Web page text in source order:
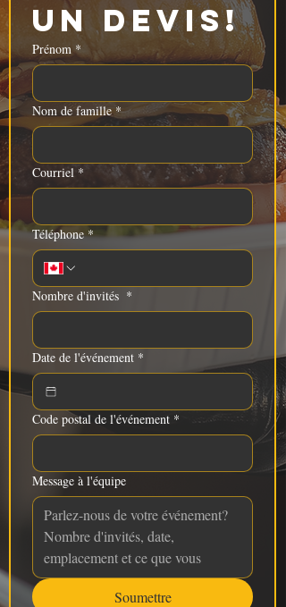
un devis!
Prénom *
Nom de famille *
Courriel *
Téléphone *
Nombre d'invités *
Date de l'événement *
Code postal de l'événement *
Message à l'équipe
Soumettre